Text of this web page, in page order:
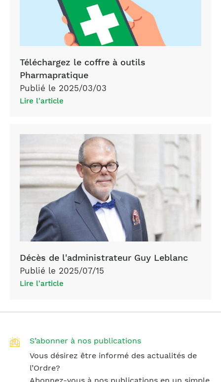
Téléchargez le coffre à outils
Pharmapratique
Publié le 2025/03/03
Lire l'article
Décès de l'administrateur Guy Leblanc
Publié le 2025/07/15
Lire l'article
S’abonner à nos publications
Vous désirez être informé des actualités de
l’Ordre?